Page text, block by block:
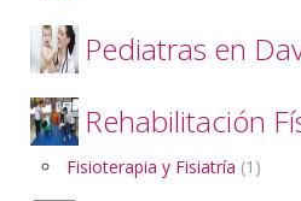
Pediatras en
Rehabilitación
Fisioterapia y Fisiatría (1)